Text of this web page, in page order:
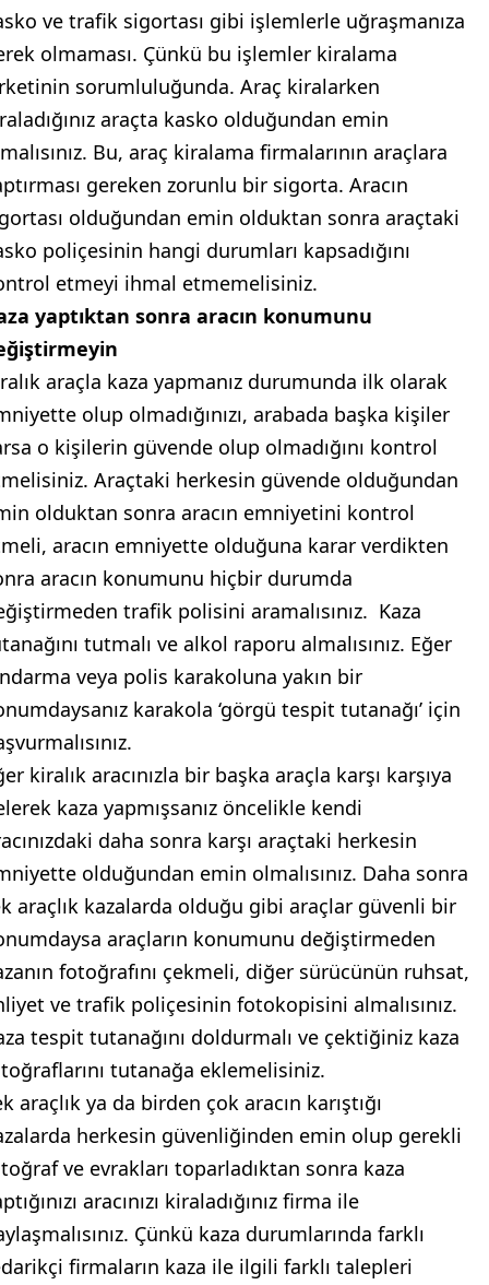
ve trafik sigortası gibi işlemlerle uğraşmanıza
olmaması. Çünkü bu işlemler kiralama
sorumluluğunda. Araç kiralarken
araçta kasko olduğundan emin
Bu, araç kiralama firmalarının araçlara
gereken zorunlu bir sigorta. Aracın
olduğundan emin olduktan sonra araçtaki
poliçesinin hangi durumları kapsadığını
etmeyi ihmal etmemelisiniz.
yaptıktan sonra aracın konumunu
araçla kaza yapmanız durumunda ilk olarak
olup olmadığınızı, arabada başka kişiler
o kişilerin güvende olup olmadığını kontrol
Araçtaki herkesin güvende olduğundan
olduktan sonra aracın emniyetini kontrol
aracın emniyette olduğuna karar verdikten
aracın konumunu hiçbir durumda
trafik polisini aramalısınız. Kaza
tutmalı ve alkol raporu almalısınız. Eğer
veya polis karakoluna yakın bir
karakola ‘görgü tespit tutanağı’ için
kiralık aracınızla bir başka araçla karşı karşıya
kaza yapmışsanız öncelikle kendi
daha sonra karşı araçtaki herkesin
olduğundan emin olmalısınız. Daha sonra
araçlık kazalarda olduğu gibi araçlar güvenli bir
araçların konumunu değiştirmeden
fotoğrafını çekmeli, diğer sürücünün ruhsat,
ve trafik poliçesinin fotokopisini almalısınız.
tespit tutanağını doldurmalı ve çektiğiniz kaza
tutanağa eklemelisiniz.
araçlık ya da birden çok aracın karıştığı
herkesin güvenliğinden emin olup gerekli
ve evrakları toparladıktan sonra kaza
aracınızı kiraladığınız firma ile
Çünkü kaza durumlarında farklı
firmaların kaza ile ilgili farklı talepleri